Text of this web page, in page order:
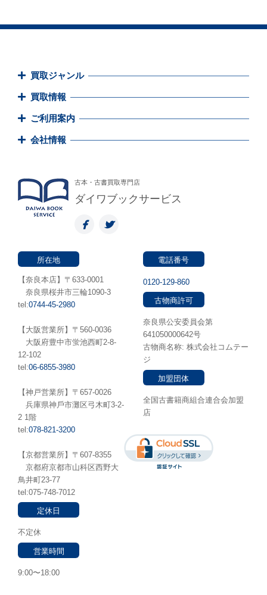
買取ジャンル
買取情報
ご利用案内
会社情報
古本・古書買取専門店
ダイワブックサービス
所在地
【奈良本店】〒633-0001
奈良県桜井市三輪1090-3
tel:0744-45-2980
【大阪営業所】〒560-0036
⼤阪府豊中市蛍池⻄町2-8-
12-102
tel:06-6855-3980
【神戸営業所】〒657-0026
兵庫県神⼾市灘区弓木町3-2-
2 1階
tel:078-821-3200
【京都営業所】〒607-8355
京都府京都市山科区西野大
鳥井町23-77
tel:075-748-7012
定休日
不定休
営業時間
9:00〜18:00
電話番号
0120-129-860
古物商許可
奈良県公安委員会第
641050000642号
古物商名称: 株式会社コムテー
ジ
加盟団体
全国古書籍商組合連合会加盟
店